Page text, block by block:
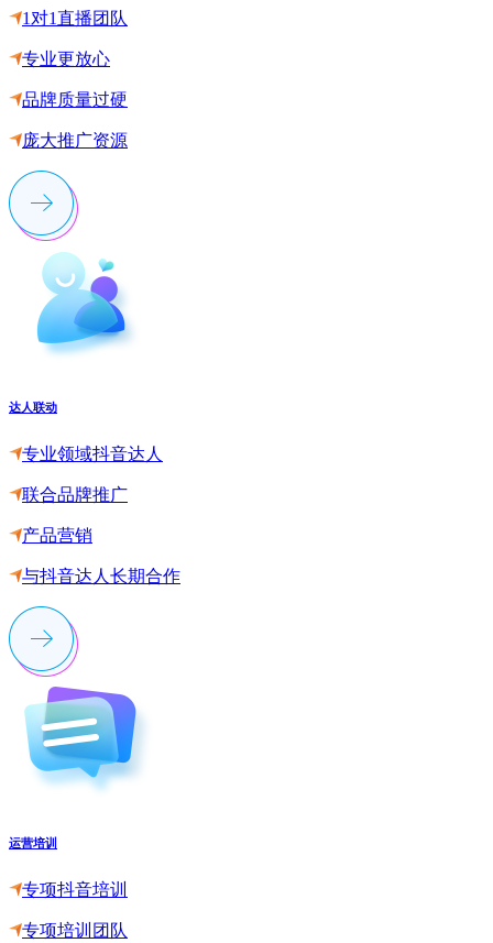
1对1直播团队
专业更放心
品牌质量过硬
庞大推广资源
达人联动
专业领域抖音达人
联合品牌推广
产品营销
与抖音达人长期合作
运营培训
专项抖音培训
专项培训团队